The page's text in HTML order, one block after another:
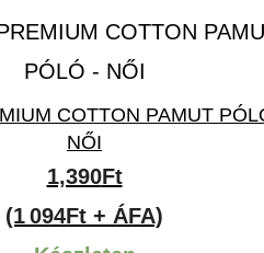
COTTON PAMUT
NŐI
1,390Ft
(1 094Ft + ÁFA)